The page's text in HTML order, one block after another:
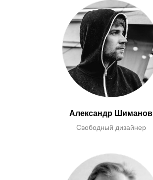
Александр Шиманов
Свободный дизайнер